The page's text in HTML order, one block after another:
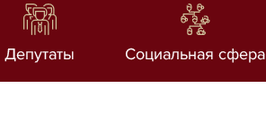
Депутаты Социальная сфера